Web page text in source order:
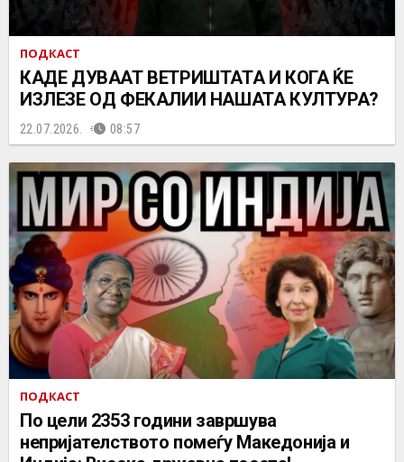
ПОДКАСТ
КАДЕ ДУВААТ ВЕТРИШТАТА И КОГА ЌЕ
ИЗЛЕЗЕ ОД ФЕКАЛИИ НАШАТА КУЛТУРА?
22.07.2026. 08:57
ПОДКАСТ
По цели 2353 години завршува
непријателството помеѓу Македонија и